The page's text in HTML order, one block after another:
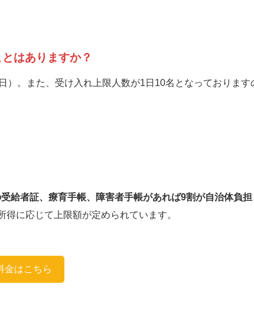
はありますか？
。また、受け入れ上限人数が1日10名となっております
給者証、療育手帳、障害者手帳があれば9割が自治体負担
に応じて上限額が定められています。
金はこちら